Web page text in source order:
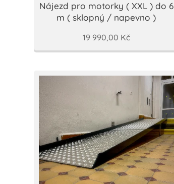
Nájezd pro motorky ( XXL ) do 6
m ( sklopný / napevno )
19 990,00 Kč